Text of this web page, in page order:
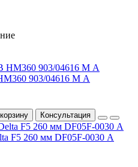
903/04616 М А
Консультация
F5 260 мм DF05F-0030 А